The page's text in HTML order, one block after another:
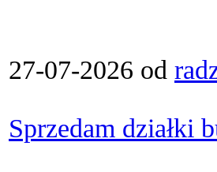
27-07-2026 od
Sprzedam działki